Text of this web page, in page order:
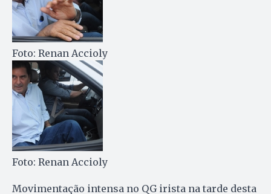
Foto: Renan Accioly
Foto: Renan Accioly
Movimentação intensa no QG irista na tarde desta